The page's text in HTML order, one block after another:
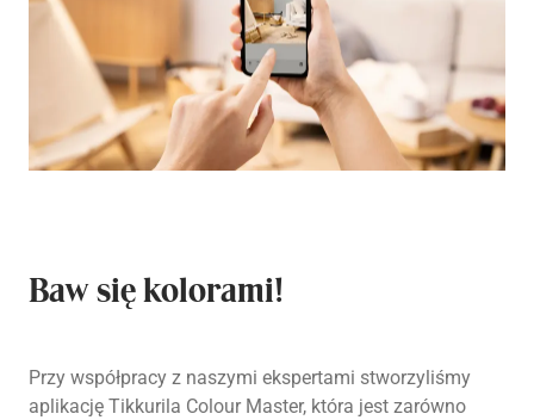
Baw się kolorami!
Przy współpracy z naszymi ekspertami stworzyliśmy
aplikację Tikkurila Colour Master, która jest zarówno